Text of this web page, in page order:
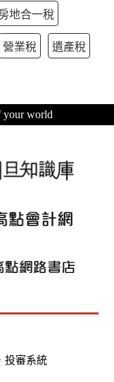
地合一稅
營業稅 遺產稅
your world
投審系統